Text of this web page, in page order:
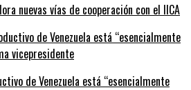
nuevas vías de cooperación con el IICA
de Venezuela está “esencialmente